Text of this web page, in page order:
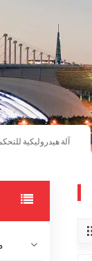
آلة هيدروليكية